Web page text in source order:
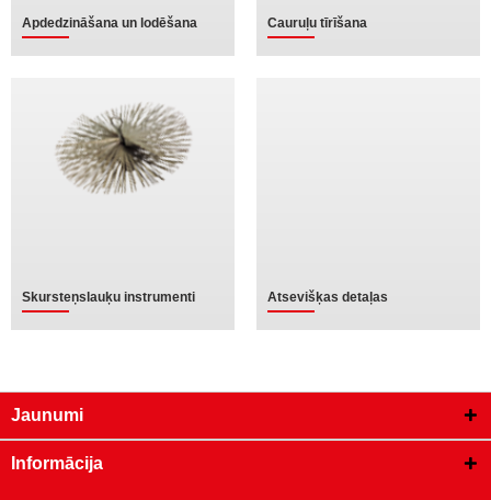
Apdedzināšana un lodēšana Cauruļu tīrīšana
Skursteņslauķu instrumenti Atsevišķas detaļas
Jaunumi
Informācija